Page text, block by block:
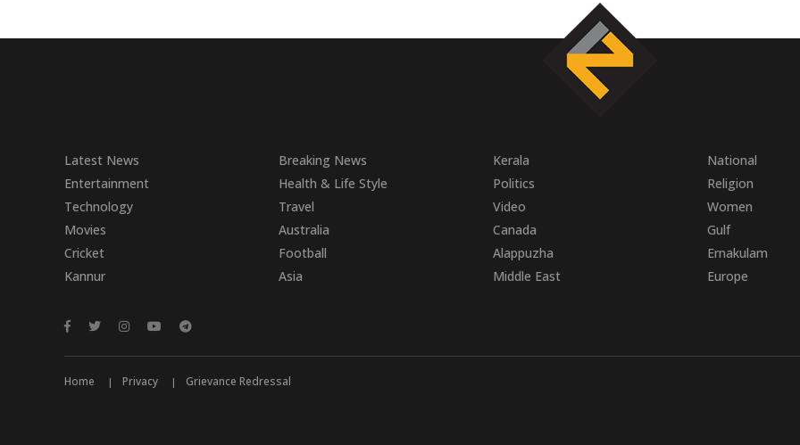
Latest News Breaking News Kerala National
Entertainment
Health & Life Style Politics Religion
Technology
Travel Video Women
Movies
Australia Canada Gulf
Cricket
Football Alappuzha Ernakulam
Kannur
Asia Middle East Europe
Home Privacy Grievance Redressal